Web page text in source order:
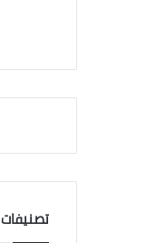
تصنيفات